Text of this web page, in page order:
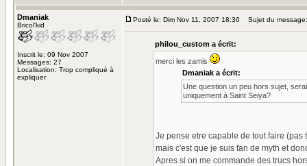
Dmaniak
Bricol'kid
Inscrit le: 09 Nov 2007
Messages: 27
Localisation: Trop compliqué à
expliquer
Posté le: Dim Nov 11, 2007 18:36 Sujet du message:
philou_custom a écrit:
merci les zamis
Dmaniak a écrit:
Une question un peu hors sujet,
uniquement à Saint Seiya?
Je pense etre capable de tout faire (pas
mais c'est que je suis fan de myth et
Apres si on me commande des trucs